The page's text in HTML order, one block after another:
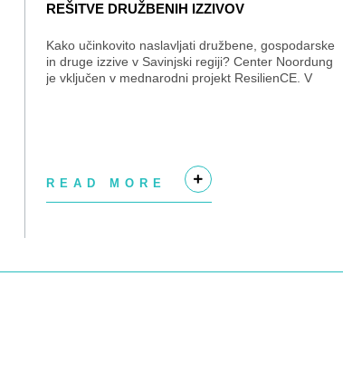
REŠITVE DRUŽBENIH IZZIVOV
Kako učinkovito naslavljati družbene, gospodarske
in druge izzive v Savinjski regiji? Center Noordung
je vključen v mednarodni projekt ResilienCE. V
READ MORE
+